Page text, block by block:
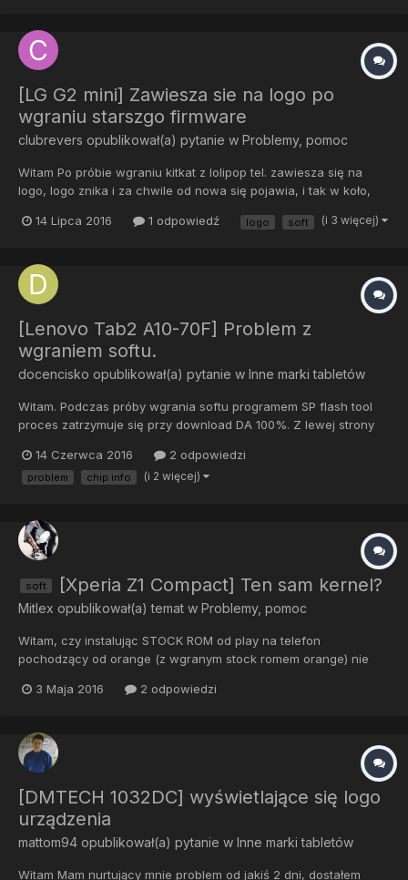
[LG G2 mini] Zawiesza sie na logo po
wgraniu starszgo firmware
clubrevers opublikował(a) pytanie w Problemy, pomoc
Witam Po próbie wgraniu kitkat z lolipop tel. zawiesza się na
logo, logo znika i za chwile od nowa się pojawia, i tak w koło,
teraz taki że nawet jak wejde w tryb firmware update to program
14 Lipca 2016 1 odpowiedź logo soft (i 3 więcej)
[Lenovo Tab2 A10-70F] Problem z
wgraniem softu.
docencisko opublikował(a) pytanie w Inne marki tabletów
Witam. Podczas próby wgrania softu programem SP flash tool
proces zatrzymuje się przy download DA 100%. Z lewej strony
Czym to może być spowodowane?
14 Czerwca 2016 2 odpowiedzi
problem chip info (i 2 więcej)
soft [Xperia Z1 Compact] Ten sam kernel?
Mitlex opublikował(a) temat w Problemy, pomoc
Witam, czy instalując STOCK ROM od play na telefon
pochodzący od orange (z wgranym stock romem orange) nie
bazuja na tym samym kernelu? Ogólnie raczej jestem pewien ze
aplikacje o...
3 Maja 2016 2 odpowiedzi
[DMTECH 1032DC] wyświetlające się logo
urządzenia
mattom94 opublikował(a) pytanie w Inne marki tabletów
Witam Mam nurtujący mnie problem od jakiś 2 dni, dostałem